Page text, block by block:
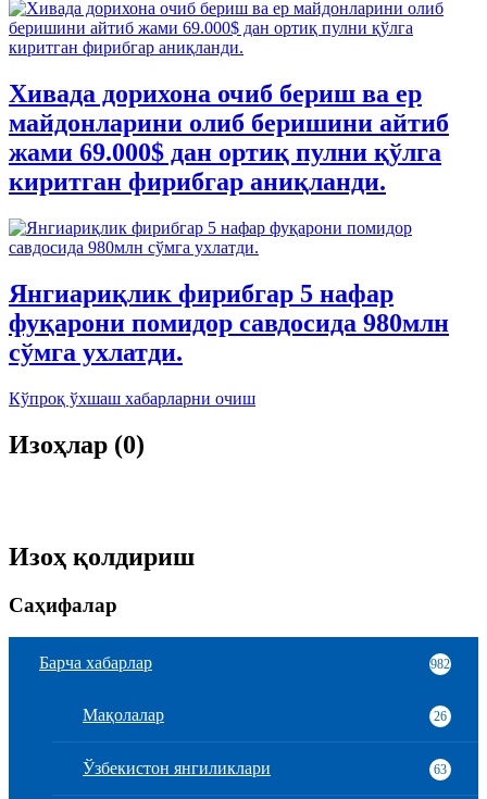
Хивада дорихона очиб бериш ва ер
майдонларини олиб беришини айтиб
жами 69.000$ дан ортиқ пулни қўлга
киритган фирибгар аниқланди.
Янгиариқлик фирибгар 5 нафар
фуқарони помидор савдосида 980млн
сўмга ухлатди.
Кўпроқ ўхшаш хабарларни очиш
Изоҳлар (0)
Изоҳ қолдириш
Саҳифалар
Барча хабарлар 982
Мақолалар 26
Ўзбекистон янгиликлари 63